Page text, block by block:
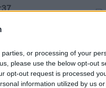
or processing of your
please use the below opt-out
opt-out request is processed
information utilized by us
Πειραιά -
των εγκαινίων